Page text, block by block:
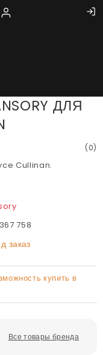
ДЛЯ
(0)
Cullinan.
758
заказ
купить в
Все товары бренда